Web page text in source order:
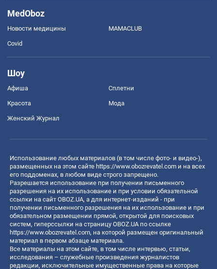
MedOboz
Новости медицины MAMACLUB
Covid
Шоу
Афиша Сплетни
Красота Мода
Женский Журнал
Использование любых материалов (в том числе фото- и видео-),
размещенных на этом сайте https://www.obozrevatel.com и на всех
его поддоменах, в любом виде строго запрещено.
Разрешается использование при получении письменного
разрешения на их использование и при условии обязательной
ссылки на сайт OBOZ.UA, а для интернет-изданий - при
получении письменного разрешения на их использование и при
обязательном размещении прямой, открытой для поисковых
систем, гиперссылки на страницу OBOZ.UA по ссылке
https://www.obozrevatel.com, на которой размещен оригинальный
материал в первом абзаце материала.
Все материалы на этом сайте, в том числе интервью, статьи,
исследования – служебные произведения журналистов
редакции, исключительные имущественные права на которые